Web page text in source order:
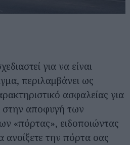
για να είναι
περιλαμβάνει ως
ασφαλείας για
αποφυγή των
«πόρτας», ειδοποιώντας
ανοίξετε την πόρτα σας